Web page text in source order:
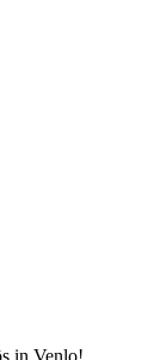
in Venlo!